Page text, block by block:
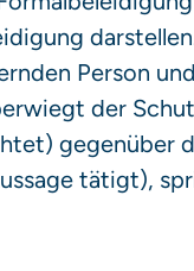
Person
der
gegenüber
tätigt),